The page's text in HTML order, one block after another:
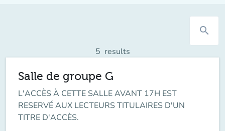
search
5 results
Salle de groupe G
L'ACCÈS À CETTE SALLE AVANT 17H EST
RESERVÉ AUX LECTEURS TITULAIRES D'UN
TITRE D'ACCÈS.